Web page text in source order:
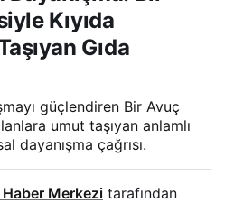
Kıyıda
Gıda
güçlendiren Bir Avuç
umut taşıyan anlamlı
dayanışma çağrısı.
Haber Merkezi tarafından